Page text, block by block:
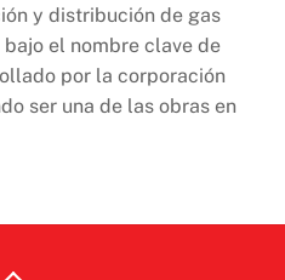
y distribución de gas
el nombre clave de
por la corporación
ser una de las obras en